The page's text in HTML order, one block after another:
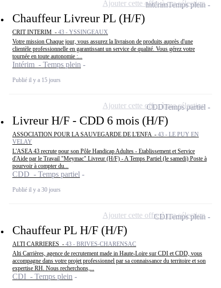
Chauffeur Livreur PL (H/F)
CRIT INTERIM - 43 - YSSINGEAUX
Votre mission Chaque jour, vous assurez la livraison de produits auprès d'une
clientèle professionnelle en garantissant un service de qualité. Vous gérez votre
tournée en toute autonomie :...
Intérim - Temps plein
Publié il y a 15 jours
IntérimTemps plein
Ajouter cette offre à ma sélection
Livreur H/F - CDD 6 mois (H/F)
ASSOCIATION POUR LA SAUVEGARDE DE L'ENFA - 43 - LE PUY EN
VELAY
L'ASEA 43 recrute pour son Pôle Handicap Adultes - Etablissement et Service
d'Aide par le Travail "Meymac" Livreur (H/F) - A Temps Partiel (le samedi) Poste à
pourvoir à compter du...
CDD - Temps partiel
Publié il y a 30 jours
CDDTemps partiel
Ajouter cette offre à ma sélection
Chauffeur PL H/F (H/F)
ALTI CARRIERES - 43 - BRIVES-CHARENSAC
Alti Carrières, agence de recrutement made in Haute-Loire sur CDI et CDD, vous
accompagne dans votre projet professionnel par sa connaissance du territoire et son
expertise RH. Nous recherchons,...
CDI - Temps plein
CDITemps plein
Ajouter cette offre à ma sélection